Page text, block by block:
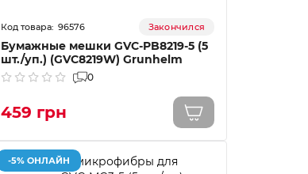
96576 Закончился
Бумажные мешки GVC-PB8219-5 (5
шт./уп.) (GVC8219W) Grunhelm
0
459 грн
-5% ОНЛАЙН